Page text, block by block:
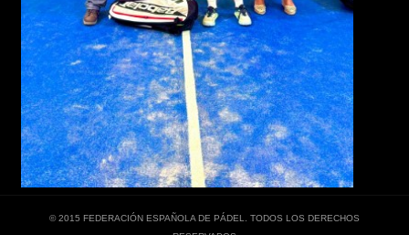
© 2015 FEDERACIÓN ESPAÑOLA DE PÁDEL. TODOS LOS DERECHOS